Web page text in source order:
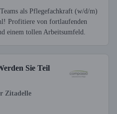
als Pflegefachkraft (w/d/m)
Profitiere von fortlaufenden
einem tollen Arbeitsumfeld.
Sie Teil
Zitadelle